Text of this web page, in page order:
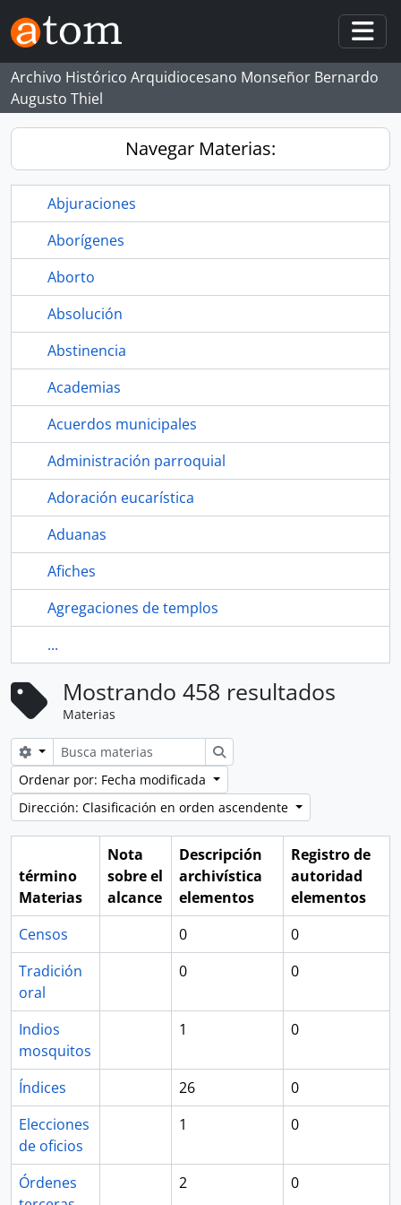
Skip to main content
Archivo Histórico Arquidiocesano Monseñor Bernardo
Augusto Thiel
Navegar Materias:
Abjuraciones
Aborígenes
Aborto
Absolución
Abstinencia
Academias
Acuerdos municipales
Administración parroquial
Adoración eucarística
Aduanas
Afiches
Agregaciones de templos
...
Mostrando 458 resultados
Materias
Search options
Búsqueda
Ordenar por: Fecha modificada
Dirección: Clasificación en orden ascendente
término
Materias
Nota
sobre el
alcance
Descripción
archivística
elementos
Registro de
autoridad
elementos
Censos
0
0
Tradición
oral
0 0
Indios
mosquitos
1 0
Índices 26
0
Elecciones
de oficios
1 0
Órdenes
2 0